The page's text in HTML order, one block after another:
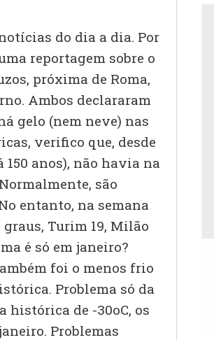
do dia a dia. Por
reportagem sobre o
próxima de Roma,
Ambos declararam
gelo (nem neve) nas
verifico que, desde
anos), não havia na
são
entanto, na semana
Turim 19, Milão
é só em janeiro?
foi o menos frio
Problema só da
histórica de -30oC, os
Problemas